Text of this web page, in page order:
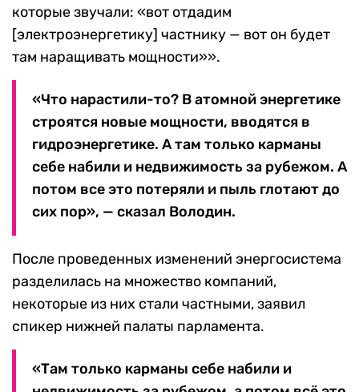
которые звучали: «вот отдадим
[электроэнергетику] частнику — вот он будет
там наращивать мощности»».
«Что нарастили-то? В атомной энергетике
строятся новые мощности, вводятся в
гидроэнергетике. А там только карманы
себе набили и недвижимость за рубежом. А
потом все это потеряли и пыль глотают до
сих пор», — сказал Володин.
После проведенных изменений энергосистема
разделилась на множество компаний,
некоторые из них стали частными, заявил
спикер нижней палаты парламента.
«Там только карманы себе набили и